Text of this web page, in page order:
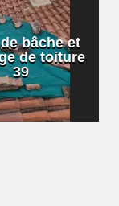
bâche et
de toiture
39